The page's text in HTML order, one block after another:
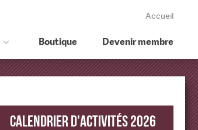
Accueil
Boutique Devenir membre
Calendrier d'activités 2026